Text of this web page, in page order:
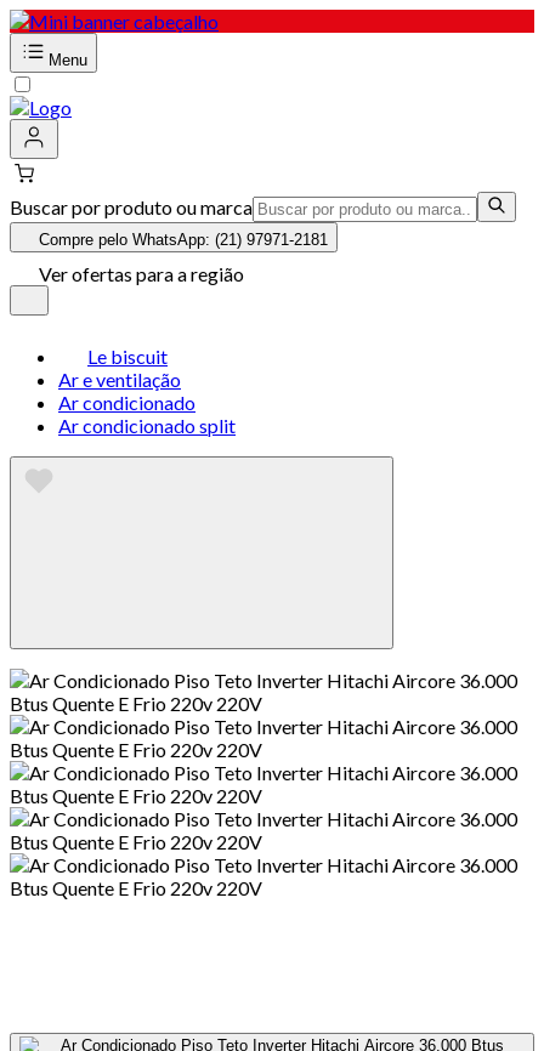
Menu
Buscar por produto ou marca
Compre pelo WhatsApp: (21) 97971-2181
Ver ofertas para a região
Le biscuit
Ar e ventilação
Ar condicionado
Ar condicionado split